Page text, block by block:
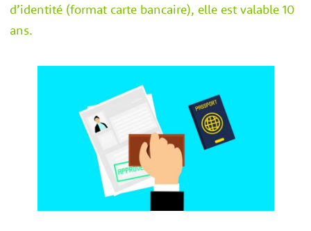
d’identité (format carte bancaire), elle est valable 10
ans.